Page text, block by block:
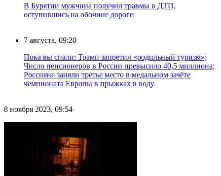
В Бурятии мужчина получил травмы в ДТП,
оступившись на обочине дороги
7 августа, 09:20
Пока вы спали: Трамп запретил «родильный туризм»;
Число пенсионеров в России превысило 40,5 миллиона;
Россияне заняли третье место в медальном зачёте
чемпионата Европы в прыжках в воду
8 ноября 2023, 09:54